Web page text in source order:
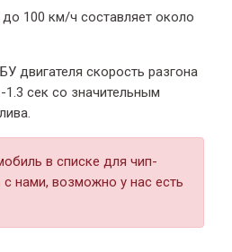
до 100 км/ч составляет около
двигателя скорость разгона
сек со значительным
в списке для чип-
нами, возможно у нас есть